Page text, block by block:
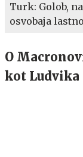
Turk: Golob,
osvobaja
O
kot Ludvika